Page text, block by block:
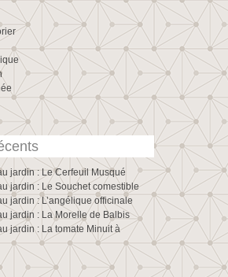
jardin : Le Cerfeuil Musqué
jardin : Le Souchet comestible
jardin : L’angélique officinale
jardin : La Morelle de Balbis
jardin : La tomate Minuit à